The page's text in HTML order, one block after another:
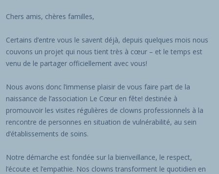
Chers amis, chères familles,
Certains d’entre vous le savent déjà, depuis quelques mois nous
couvons un projet qui nous tient très à cœur – et le temps est
venu de le partager officiellement avec vous!
Nous avons donc l’immense plaisir de vous faire part de la
naissance de l’association Le Cœur en fête! destinée à
promouvoir les visites régulières de clowns professionnels à la
rencontre de personnes en situation de vulnérabilité, au sein
d’établissements de soins.
Notre démarche est fondée sur la bienveillance, le respect,
l’écoute et l’empathie. Nos clowns transforment le quotidien en